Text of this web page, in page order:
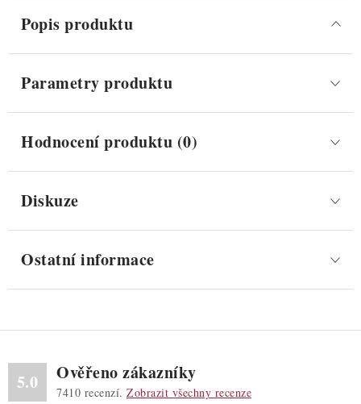
Popis produktu
Parametry produktu
Hodnocení produktu (0)
Diskuze
Ostatní informace
5.0 Ověřeno zákazníky
7410 recenzí. Zobrazit všechny recenze